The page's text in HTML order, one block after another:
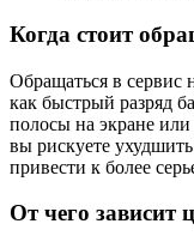
Когда стоит
Обращаться в
как быстрый разряд
полосы на экране
вы рискуете
привести к более
От чего зависит